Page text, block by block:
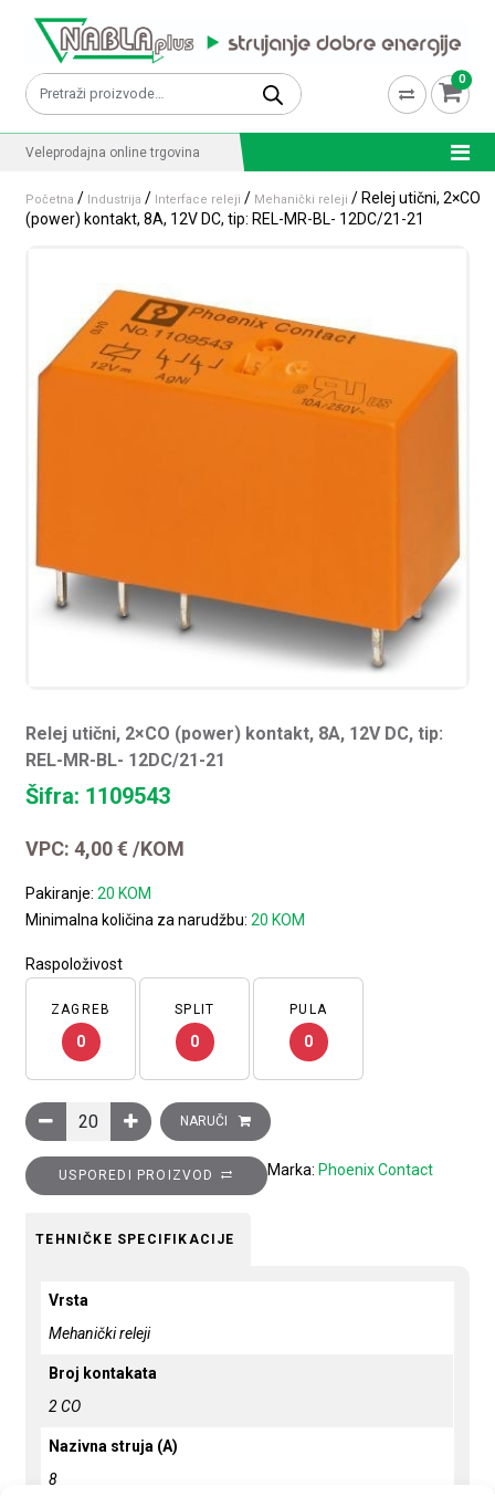
Pretraži: 0
Veleprodajna online trgovina
Početna / Industrija / Interface releji / Mehanički releji / Relej utični, 2×CO
(power) kontakt, 8A, 12V DC, tip: REL-MR-BL- 12DC/21-21
Relej utični, 2×CO (power) kontakt, 8A, 12V DC, tip:
REL-MR-BL- 12DC/21-21
Šifra: 1109543
VPC:4,00€ /KOM
Pakiranje:20 KOM
Minimalna količina za narudžbu:20 KOM
Raspoloživost
ZAGREB
0
SPLIT
0
PULA
0
Relej utični, 2×CO (power) kontakt, 8A, 12V DC, tip: REL-MR-
NARUČI
USPOREDI PROIZVOD Marka: Phoenix Contact
TEHNIČKE SPECIFIKACIJE
Vrsta
Mehanički releji
Broj kontakata
2 CO
Nazivna struja (A)
8